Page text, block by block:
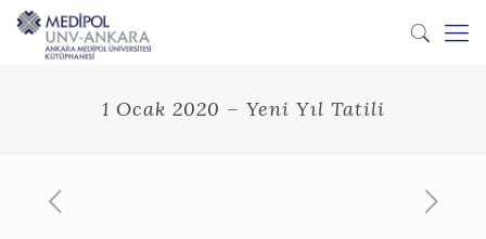
1 Ocak 2020 – Yeni Yıl Tatili